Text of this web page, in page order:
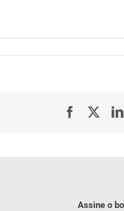
Facebook
Assine o